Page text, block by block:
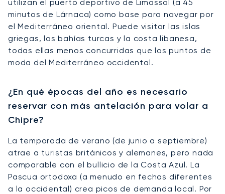
utilizan el puerto deportivo de Limassol (a 45
minutos de Lárnaca) como base para navegar por
el Mediterráneo oriental. Puede visitar las islas
griegas, las bahías turcas y la costa libanesa,
todas ellas menos concurridas que los puntos de
moda del Mediterráneo occidental.
¿En qué épocas del año es necesario
reservar con más antelación para volar a
Chipre?
La temporada de verano (de junio a septiembre)
atrae a turistas británicos y alemanes, pero nada
comparable con el bullicio de la Costa Azul. La
Pascua ortodoxa (a menudo en fechas diferentes
a la occidental) crea picos de demanda local. Por